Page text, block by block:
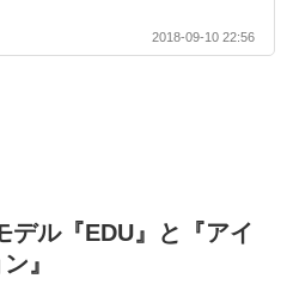
2018-09-10 22:56
デル『EDU』と『アイ
』